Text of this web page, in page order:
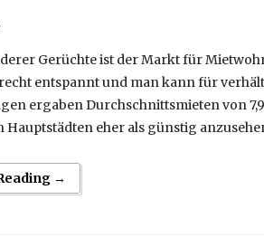
Gerüchte ist der Markt für
entspannt und man kann für
ergaben Durchschnittsmieten von
Hauptstädten eher als günstig
→